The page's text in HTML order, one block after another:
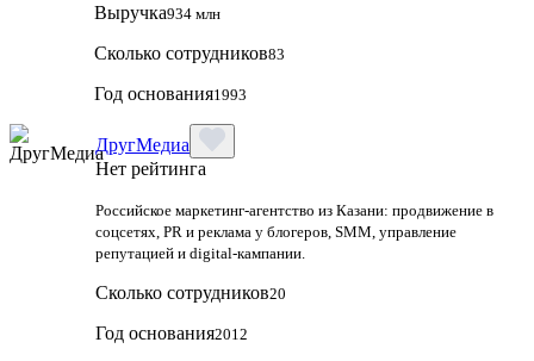
Выручка934 млн
Сколько сотрудников83
Год основания1993
ДругМедиа
Нет рейтинга
Российское маркетинг-агентство из Казани: продвижение в
соцсетях, PR и реклама у блогеров, SMM, управление
репутацией и digital-кампании.
Сколько сотрудников20
Год основания2012